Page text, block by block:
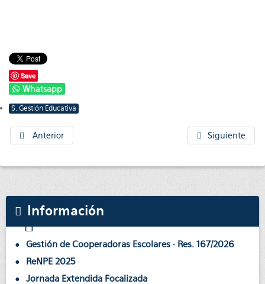
Save
Whatsapp
S. Gestión Educativa
Anterior Siguiente
Información
Gestión de Cooperadoras Escolares · Res. 167/2026
ReNPE 2025
Jornada Extendida Focalizada